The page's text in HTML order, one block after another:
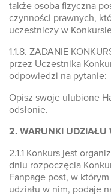
także osoba fizyczna
czynności prawnych,
uczestniczy w
1.1.8. ZADANIE
przez Uczestnika
odpowiedzi na pytanie:
Opisz swoje ulubione
odsłonie.
2. WARUNKI UDZIAŁU
2.1.1 Konkurs jest
dniu rozpoczęcia
Fanpage post, w
udziału w nim, podaje